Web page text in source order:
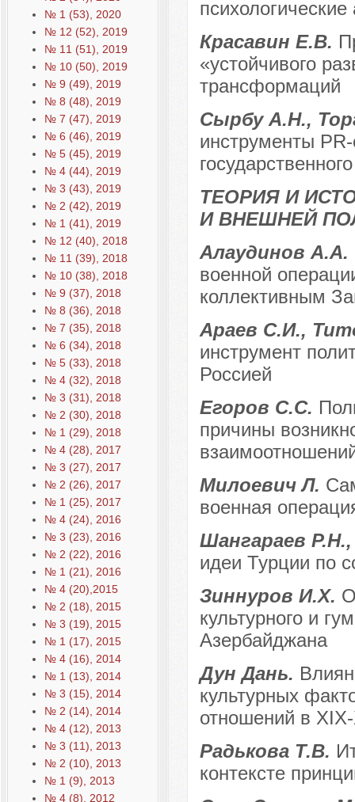
№ 1 (53), 2020
№ 12 (52), 2019
№ 11 (51), 2019
№ 10 (50), 2019
№ 9 (49), 2019
№ 8 (48), 2019
№ 7 (47), 2019
№ 6 (46), 2019
№ 5 (45), 2019
№ 4 (44), 2019
№ 3 (43), 2019
№ 2 (42), 2019
№ 1 (41), 2019
№ 12 (40), 2018
№ 11 (39), 2018
№ 10 (38), 2018
№ 9 (37), 2018
№ 8 (36), 2018
№ 7 (35), 2018
№ 6 (34), 2018
№ 5 (33), 2018
№ 4 (32), 2018
№ 3 (31), 2018
№ 2 (30), 2018
№ 1 (29), 2018
№ 4 (28), 2017
№ 3 (27), 2017
№ 2 (26), 2017
№ 1 (25), 2017
№ 4 (24), 2016
№ 3 (23), 2016
№ 2 (22), 2016
№ 1 (21), 2016
№ 4 (20),2015
№ 2 (18), 2015
№ 3 (19), 2015
№ 1 (17), 2015
№ 4 (16), 2014
№ 1 (13), 2014
№ 3 (15), 2014
№ 2 (14), 2014
№ 4 (12), 2013
№ 3 (11), 2013
№ 2 (10), 2013
№ 1 (9), 2013
№ 4 (8), 2012
психологические
Красавин Е.В.
«устойчивого
трансформаций
Сырбу А.Н.,
инструменты
ТЕОРИЯ И
И ВНЕШНЕЙ
Алаудинов А.А.
военной
коллективным
Араев С.И.,
инструмент
Россией
Егоров С.С.
причины
Милоевич Л.
военная
Шангараев
идеи Турции по
Зиннуров И.Х.
культурного и
Азербайджана
Дун Дань.
культурных
отношений в
Радькова Т.В.
контексте